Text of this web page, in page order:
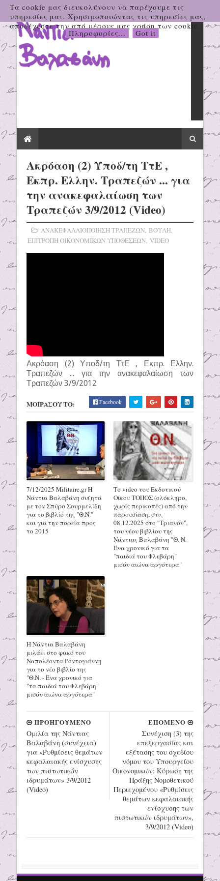
Ακρόαση (2) Υποδ/τη ΤτΕ ,
Εκπρ. Ελλην. Τραπεζών ... για
την ανακεφαλαίωση των
Τραπεζών 3/9/2012 (Video)
ΑΝΑΚΕΦΑΛΑΙΟΠΟΙΗΣΗ ΤΡΑΠΕΖΩΝ, ΒΟΥΛΗ,
ΕΠΙΤΡΟΠΗ ΟΙΚΟΝΟΜΙΚΩΝ ΥΠΟΘΕΣΕΩΝ, VIDEO
Ακρόαση (2) Υποδ/τη ΤτΕ , Εκπρ. Ελλην.
Τραπεζών ... για την ανακεφαλαίωση των
Τραπεζών 3/9/2012
ΜΟΙΡΑΣΟΥ ΤΟ: Facebook
7/12/2025 Militaire.gr H
Νάντια Βαλαβάνη συζητά
με τον Σπύρο Σουρμελίδη
για το βιβλίο της "Θ.Ν."
και για την πορεία προς
το 2015
Το video του Εκδοτικού
Οίκου ΤΟΠΟΣ (ολόκληρο,
χωρίς περικοπές) από την
παρουσίαση, στις
08.12.2025 στο "Τριανόν",
του νέου βιβλίου της
Νάντιας Βαλαβάνη "Θ. Ν.
Ένα χρονικό για τα
"παιδιά του Φλεβάρη"
μισόν αιώνα αργότερα"
Η Νάντια Βαλαβάνη
μιλάει στο φακό του
Ναπολέοντα Ροντογιάννη
για το νέο βιβλίο της
"Θ.Ν. - Ένα χρονικό για
"τα παιδιά του Φλεβάρη"
μισόν αιώνα αργότερα"
ΕΠΟΜΕΝΟ
Συνέχιση (3) της
επεξεργασίας και
εξέτασης του σχεδίου
νόμου του Υπουργείου
Οικονομικών: Κύρωση της
Πράξης Νομοθετικού
Περιεχομένου «Ρυθμίσεις
θεμάτων κεφαλαιακής
ενίσχυσης των
πιστωτικών ιδρυμάτων»,
3/9/2012 (Video)
ΠΡΟΗΓΟΥΜΕΝΟ
Ομιλία της Νάντιας
Βαλαβάνη (συνέχεια)
για «Ρυθμίσεις θεμάτων
κεφαλαιακής ενίσχυσης
των πιστωτικών
ιδρυμάτων» 3/9/2012
(Video)
Τα cookie μας διευκολύνουν να παρέχουμε τις
υπηρεσίες μας. Χρησιμοποιώντας τις υπηρεσίες μας,
αποδέχεστε την από μέρους μας χρήση των cookie.
Πληροφορίες... Got it